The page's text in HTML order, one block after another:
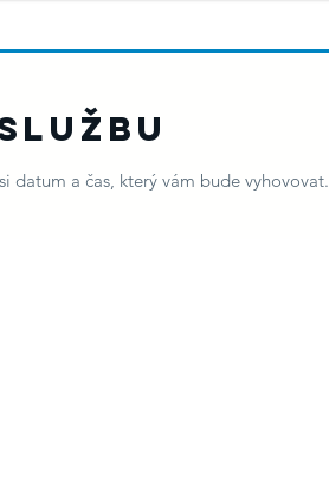
datum a čas, který vám bude vyhovovat.